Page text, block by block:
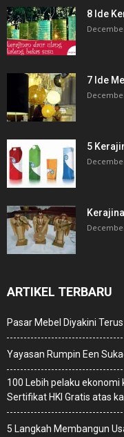
8 Ide
7 Ide
5
ARTIKEL TERBARU
Pasar Mebel Diyakini
Yayasan Rumpin Een
100 Lebih pelaku
Sertifikat HKI Gratis atas
5 Langkah Membangun